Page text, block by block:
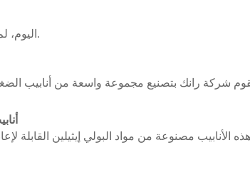
اليوم، لم تعد العبوات الصديقة للبيئة مجرد موضة عابرة، بل أصبحت ميزة تنافسية.
هذه الأنابيب مصنوعة من مواد البولي إيثيلين القابلة